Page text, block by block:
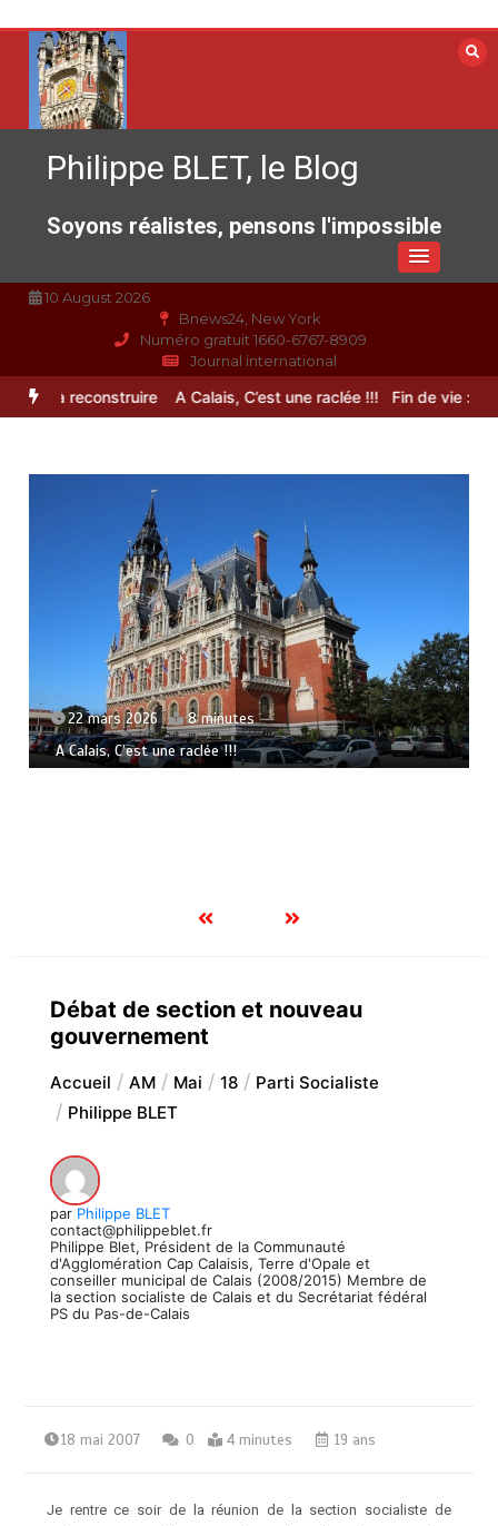
contenu
Philippe BLET, le Blog
Soyons réalistes, pensons l'impossible
10 August 2026
Bnews24, New York
Numéro gratuit 1660-6767-8909
Journal international
à reconstruire A Calais, C’est une raclée !!! Fin de vie :
22 mars 2026 8 minutes
A Calais, C’est une raclée !!!
Débat de section et nouveau
gouvernement
Accueil AM Mai 18
Parti Socialiste
Philippe BLET
par Philippe BLET
contact@philippeblet.fr
Philippe Blet, Président de la Communauté
d'Agglomération Cap Calaisis, Terre d'Opale et
conseiller municipal de Calais (2008/2015) Membre de
la section socialiste de Calais et du Secrétariat fédéral
PS du Pas-de-Calais
18 mai 2007 0 4 minutes 19 ans
Je rentre ce soir de la réunion de la section socialiste de